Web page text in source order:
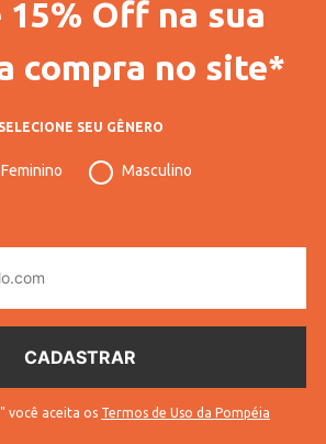
devolução deste
mais detalhes
trocas e
de Calcinhas Femininas
10804102212314
sua segurança, não
15% Off na sua
compra no site*
SELECIONE SEU GÊNERO
Feminino Masculino
você aceita os Termos de Uso da Pompéia